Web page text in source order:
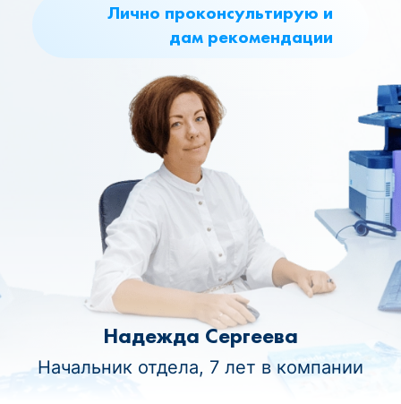
Лично проконсультирую и
дам рекомендации
Надежда Сергеева
Начальник отдела, 7 лет в компании